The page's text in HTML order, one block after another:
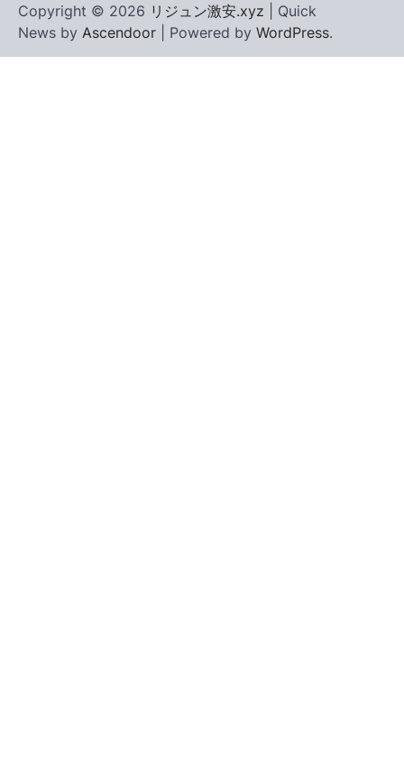
Copyright © 2026 リジュン激安.xyz | Quick
News by Ascendoor | Powered by WordPress.